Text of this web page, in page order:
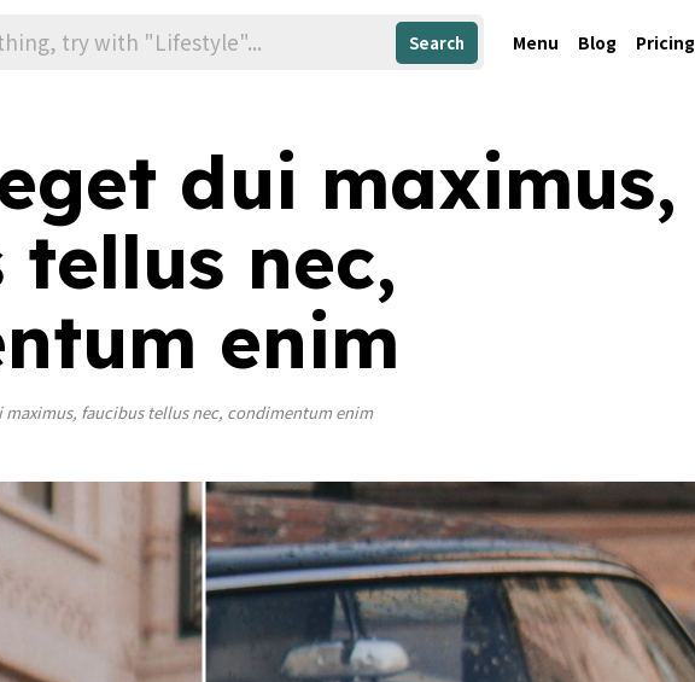
Search Menu Blog Pricing
dui maximus,
nec,
enim
maximus, faucibus tellus nec, condimentum enim